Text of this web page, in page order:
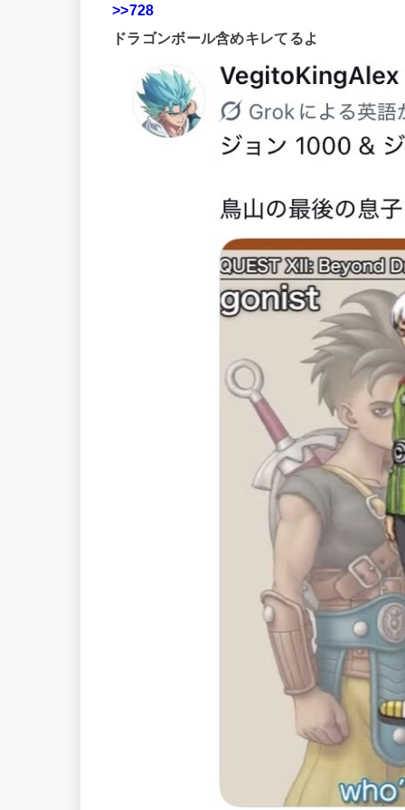
>>728
ドラゴンボール含めキレてるよ